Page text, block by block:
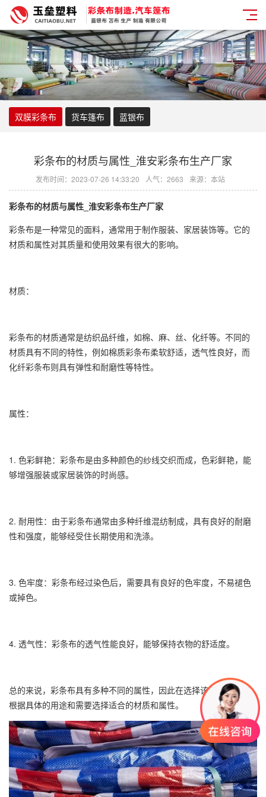
双膜彩条布 货车篷布 蓝银布
彩条布的材质与属性_淮安彩条布生产厂家
发布时间：2023-07-26 14:33:20 人气：2663 来源：本站
彩条布的材质与属性_淮安彩条布生产厂家
彩条布是一种常见的面料，通常用于制作服装、家居装饰等。它的
材质和属性对其质量和使用效果有很大的影响。
材质：
彩条布的材质通常是纺织品纤维，如棉、麻、丝、化纤等。不同的
材质具有不同的特性，例如棉质彩条布柔软舒适，透气性良好，而
化纤彩条布则具有弹性和耐磨性等特性。
属性：
1. 色彩鲜艳：彩条布是由多种颜色的纱线交织而成，色彩鲜艳，能
够增强服装或家居装饰的时尚感。
2. 耐用性：由于彩条布通常由多种纤维混纺制成，具有良好的耐磨
性和强度，能够经受住长期使用和洗涤。
3. 色牢度：彩条布经过染色后，需要具有良好的色牢度，不易褪色
或掉色。
4. 透气性：彩条布的透气性能良好，能够保持衣物的舒适度。
总的来说，彩条布具有多种不同的属性，因此在选择该面料时需要
根据具体的用途和需要选择适合的材质和属性。